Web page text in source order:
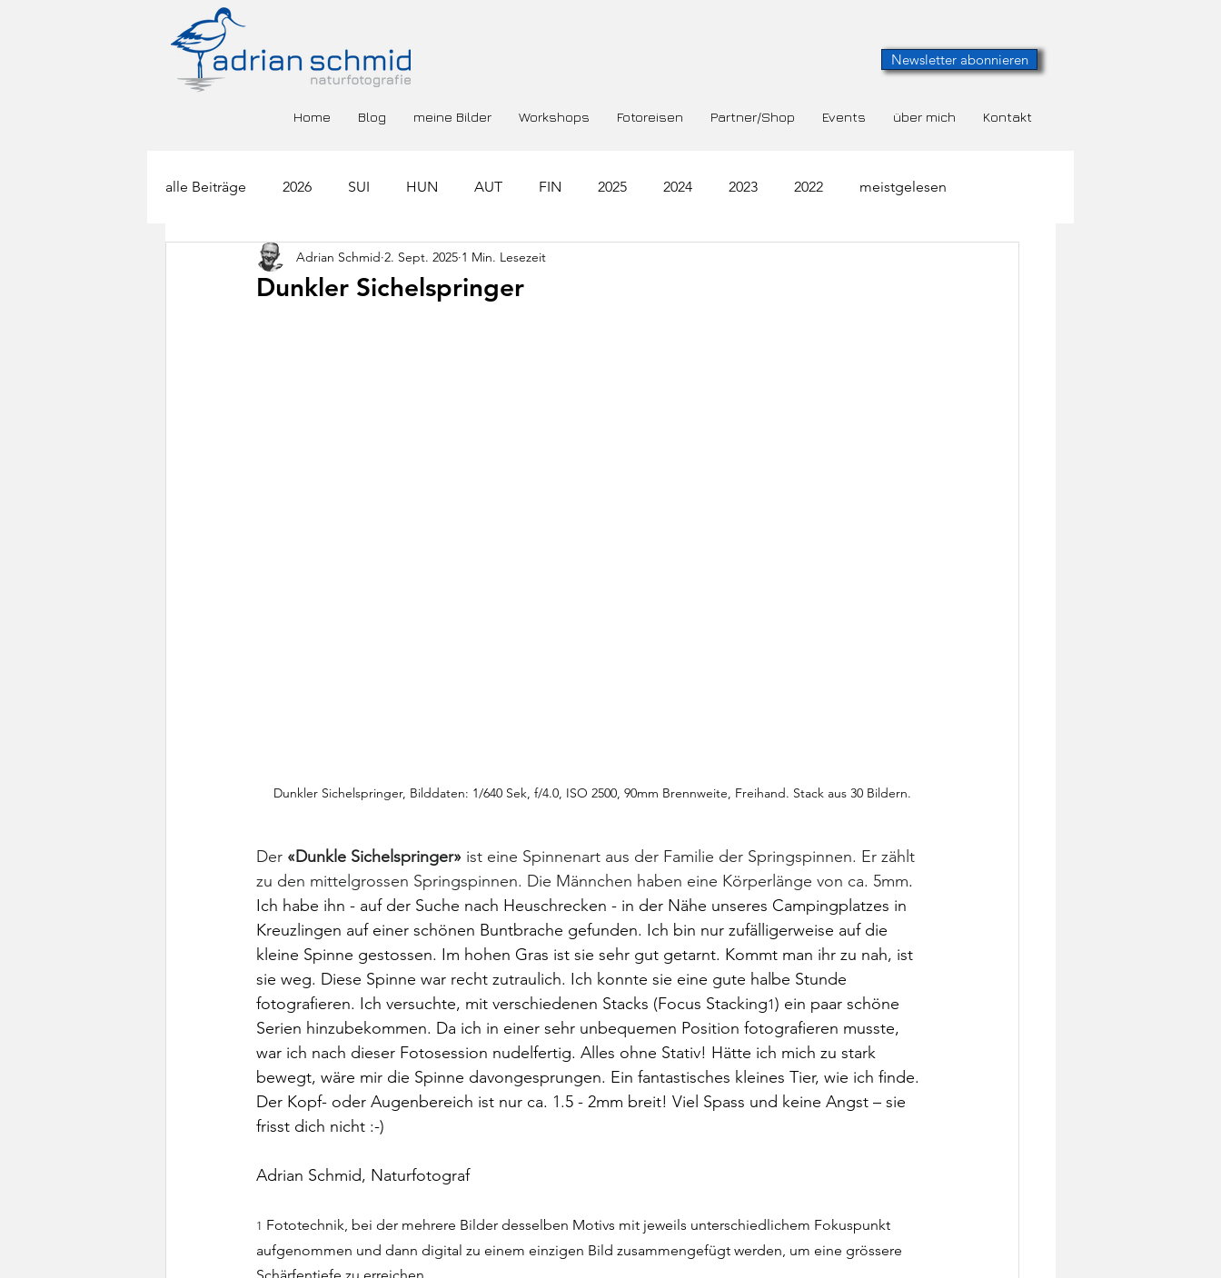
Newsletter abonnieren
Home Blog meine Bilder Workshops Fotoreisen Partner/Shop Events über mich Kontakt
alle Beiträge 2026 SUI HUN AUT FIN 2025 2024 2023 2022 meistgelesen
DEU ESP FRA GRC NLD
Dunkler Sichelspringer
Adrian Schmid 2. Sept. 2025 1 Min. Lesezeit
Dunkler Sichelspringer, Bilddaten: 1/640 Sek, f/4.0, ISO 2500, 90mm Brennweite, Freihand. Stack aus 30 Bildern.
Der «Dunkle Sichelspringer» ist eine Spinnenart aus der Familie der Springspinnen. Er zählt
zu den mittelgrossen Springspinnen. Die Männchen haben eine Körperlänge von ca. 5mm.
Ich habe ihn - auf der Suche nach Heuschrecken - in der Nähe unseres Campingplatzes in
Kreuzlingen auf einer schönen Buntbrache gefunden. Ich bin nur zufälligerweise auf die
kleine Spinne gestossen. Im hohen Gras ist sie sehr gut getarnt. Kommt man ihr zu nah, ist
sie weg. Diese Spinne war recht zutraulich. Ich konnte sie eine gute halbe Stunde
fotografieren. Ich versuchte, mit verschiedenen Stacks (Focus Stacking1) ein paar schöne
Serien hinzubekommen. Da ich in einer sehr unbequemen Position fotografieren musste,
war ich nach dieser Fotosession nudelfertig. Alles ohne Stativ! Hätte ich mich zu stark
bewegt, wäre mir die Spinne davongesprungen. Ein fantastisches kleines Tier, wie ich finde.
Der Kopf- oder Augenbereich ist nur ca. 1.5 - 2mm breit! Viel Spass und keine Angst – sie
frisst dich nicht :-)
Adrian Schmid, Naturfotograf
1 Fototechnik, bei der mehrere Bilder desselben Motivs mit jeweils unterschiedlichem Fokuspunkt
aufgenommen und dann digital zu einem einzigen Bild zusammengefügt werden, um eine grössere